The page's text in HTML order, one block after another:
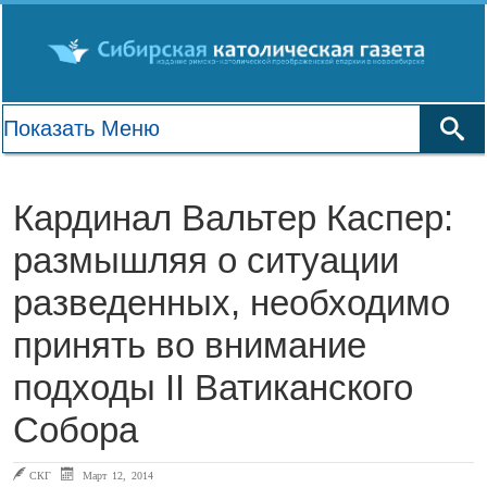
Кардинал Вальтер Каспер:
размышляя о ситуации
разведенных, необходимо
принять во внимание
подходы II Ватиканского
Собора
СКГ Март 12, 2014